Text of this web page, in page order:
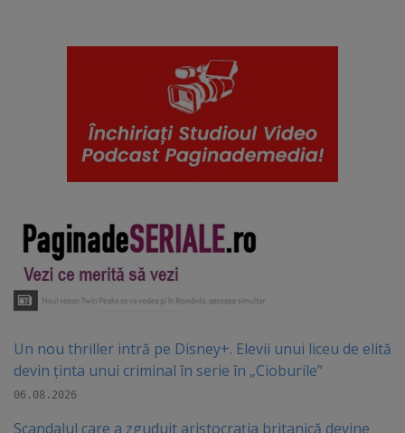
Un nou thriller intră pe Disney+. Elevii unui liceu de elită
devin ținta unui criminal în serie în „Cioburile”
06.08.2026
Scandalul care a zguduit aristocrația britanică devine